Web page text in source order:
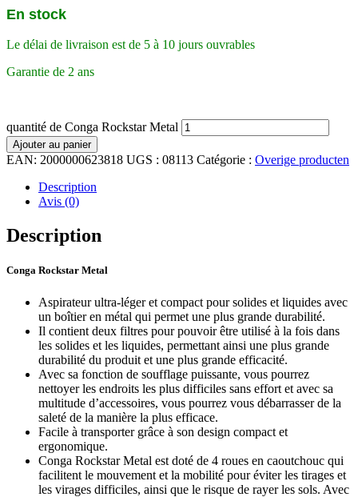
En stock
Le délai de livraison est de 5 à 10 jours ouvrables
Garantie de 2 ans
quantité de Conga Rockstar Metal
Ajouter au panier
EAN: 2000000623818 UGS : 08113 Catégorie : Overige producten
Description
Avis (0)
Description
Conga Rockstar Metal
Aspirateur ultra-léger et compact pour solides et liquides avec
un boîtier en métal qui permet une plus grande durabilité.
Il contient deux filtres pour pouvoir être utilisé à la fois dans
les solides et les liquides, permettant ainsi une plus grande
durabilité du produit et une plus grande efficacité.
Avec sa fonction de soufflage puissante, vous pourrez
nettoyer les endroits les plus difficiles sans effort et avec sa
multitude d’accessoires, vous pourrez vous débarrasser de la
saleté de la manière la plus efficace.
Facile à transporter grâce à son design compact et
ergonomique.
Conga Rockstar Metal est doté de 4 roues en caoutchouc qui
facilitent le mouvement et la mobilité pour éviter les tirages et
les virages difficiles, ainsi que le risque de rayer les sols. Avec